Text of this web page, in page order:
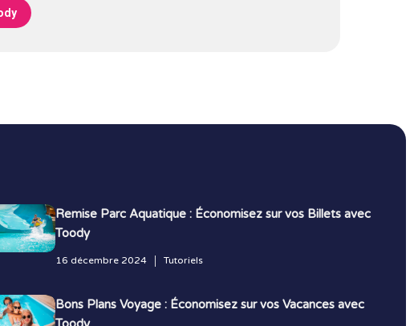
Remise Parc Aquatique : Économisez sur vos Billets avec
Toody
16 décembre 2024 Tutoriels
Bons Plans Voyage : Économisez sur vos Vacances avec